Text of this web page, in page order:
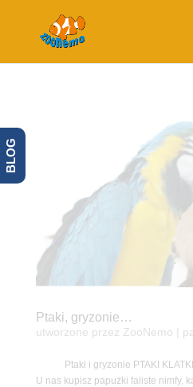
Ptaki, gryzonie…
utworzone przez ZooNemo
Ptaki i gryzonie PTAKI KLATKI
U nas kupisz papużki faliste nimfy,
BLOG